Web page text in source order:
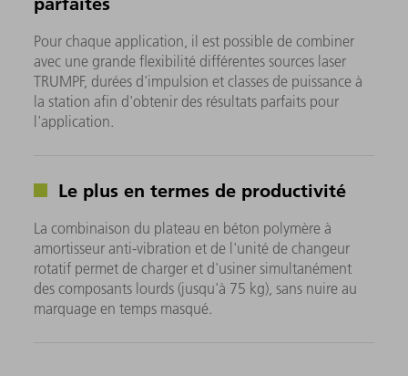
Pour chaque application, il est possible de combiner
avec une grande flexibilité différentes sources laser
TRUMPF, durées d'impulsion et classes de puissance à
la station afin d'obtenir des résultats parfaits pour
l'application.
Le plus en termes de productivité
La combinaison du plateau en béton polymère à
amortisseur anti-vibration et de l'unité de changeur
rotatif permet de charger et d'usiner simultanément
des composants lourds (jusqu'à 75 kg), sans nuire au
marquage en temps masqué.